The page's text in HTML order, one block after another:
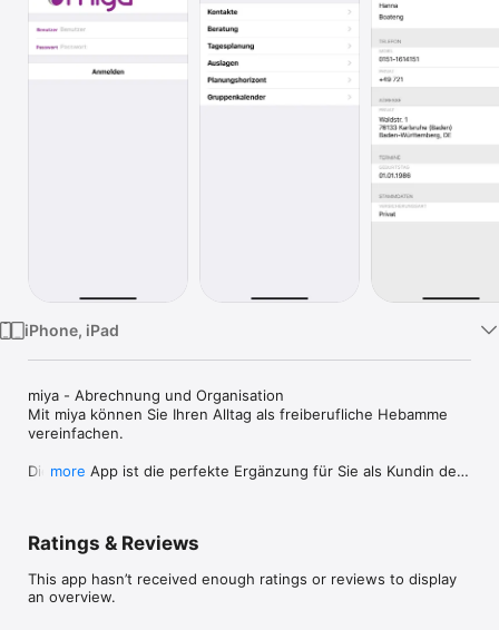
Vision
iPhone, iPad
miya - Abrechnung und Organisation
Mit miya können Sie Ihren Alltag als freiberufliche Hebamme
vereinfachen.
Die miya App ist die perfekte Ergänzung für Sie als Kundin des
Mit der Tagesplanung von miya sehen Sie auch unterwegs auf
und können vor Ort Ihre Termine eintragen. Diese sind sofort
im miya Managementsystem eingetragen und können direkt in
more
Ratings & Reviews
This app hasn’t received enough ratings or reviews to display
an overview.